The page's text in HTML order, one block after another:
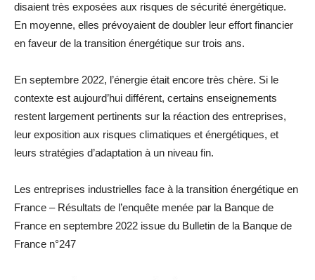
disaient très exposées aux risques de sécurité énergétique.
En moyenne, elles prévoyaient de doubler leur effort financier
en faveur de la transition énergétique sur trois ans.
En septembre 2022, l’énergie était encore très chère. Si le
contexte est aujourd’hui différent, certains enseignements
restent largement pertinents sur la réaction des entreprises,
leur exposition aux risques climatiques et énergétiques, et
leurs stratégies d’adaptation à un niveau fin.
Les entreprises industrielles face à la transition énergétique en
France – Résultats de l’enquête menée par la Banque de
France en septembre 2022 issue du Bulletin de la Banque de
France n°247